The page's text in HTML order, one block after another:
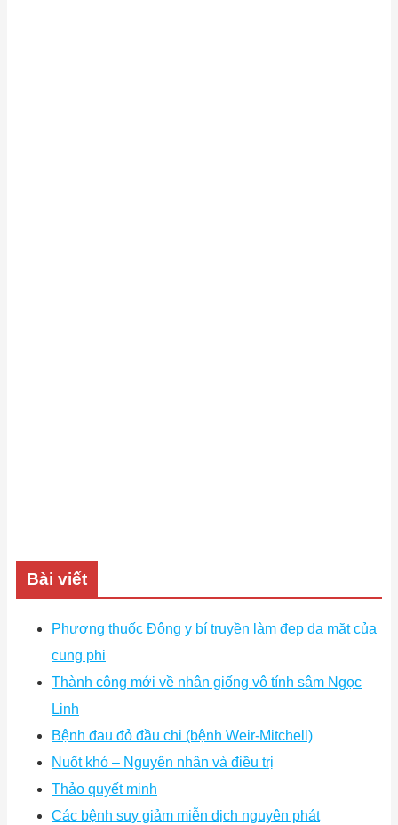
Bài viết
Phương thuốc Đông y bí truyền làm đẹp da mặt của
cung phi
Thành công mới về nhân giống vô tính sâm Ngọc
Linh
Bệnh đau đỏ đầu chi (bệnh Weir-Mitchell)
Nuốt khó – Nguyên nhân và điều trị
Thảo quyết minh
Các bệnh suy giảm miễn dịch nguyên phát